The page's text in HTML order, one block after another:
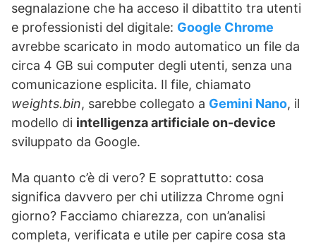
segnalazione che ha acceso il dibattito tra utenti
e professionisti del digitale: Google Chrome
avrebbe scaricato in modo automatico un file da
circa 4 GB sui computer degli utenti, senza una
comunicazione esplicita. Il file, chiamato
weights.bin, sarebbe collegato a Gemini Nano, il
modello di intelligenza artificiale on-device
sviluppato da Google.
Ma quanto c’è di vero? E soprattutto: cosa
significa davvero per chi utilizza Chrome ogni
giorno? Facciamo chiarezza, con un’analisi
completa, verificata e utile per capire cosa sta